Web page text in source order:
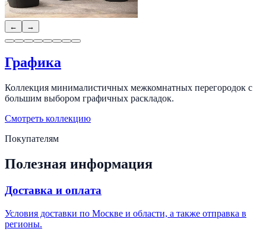
← →
Графика
Коллекция минималистичных межкомнатных перегородок с
большим выбором графичных раскладок.
Смотреть коллекцию
Покупателям
Полезная информация
Доставка и оплата
Условия доставки по Москве и области, а также отправка в
регионы.